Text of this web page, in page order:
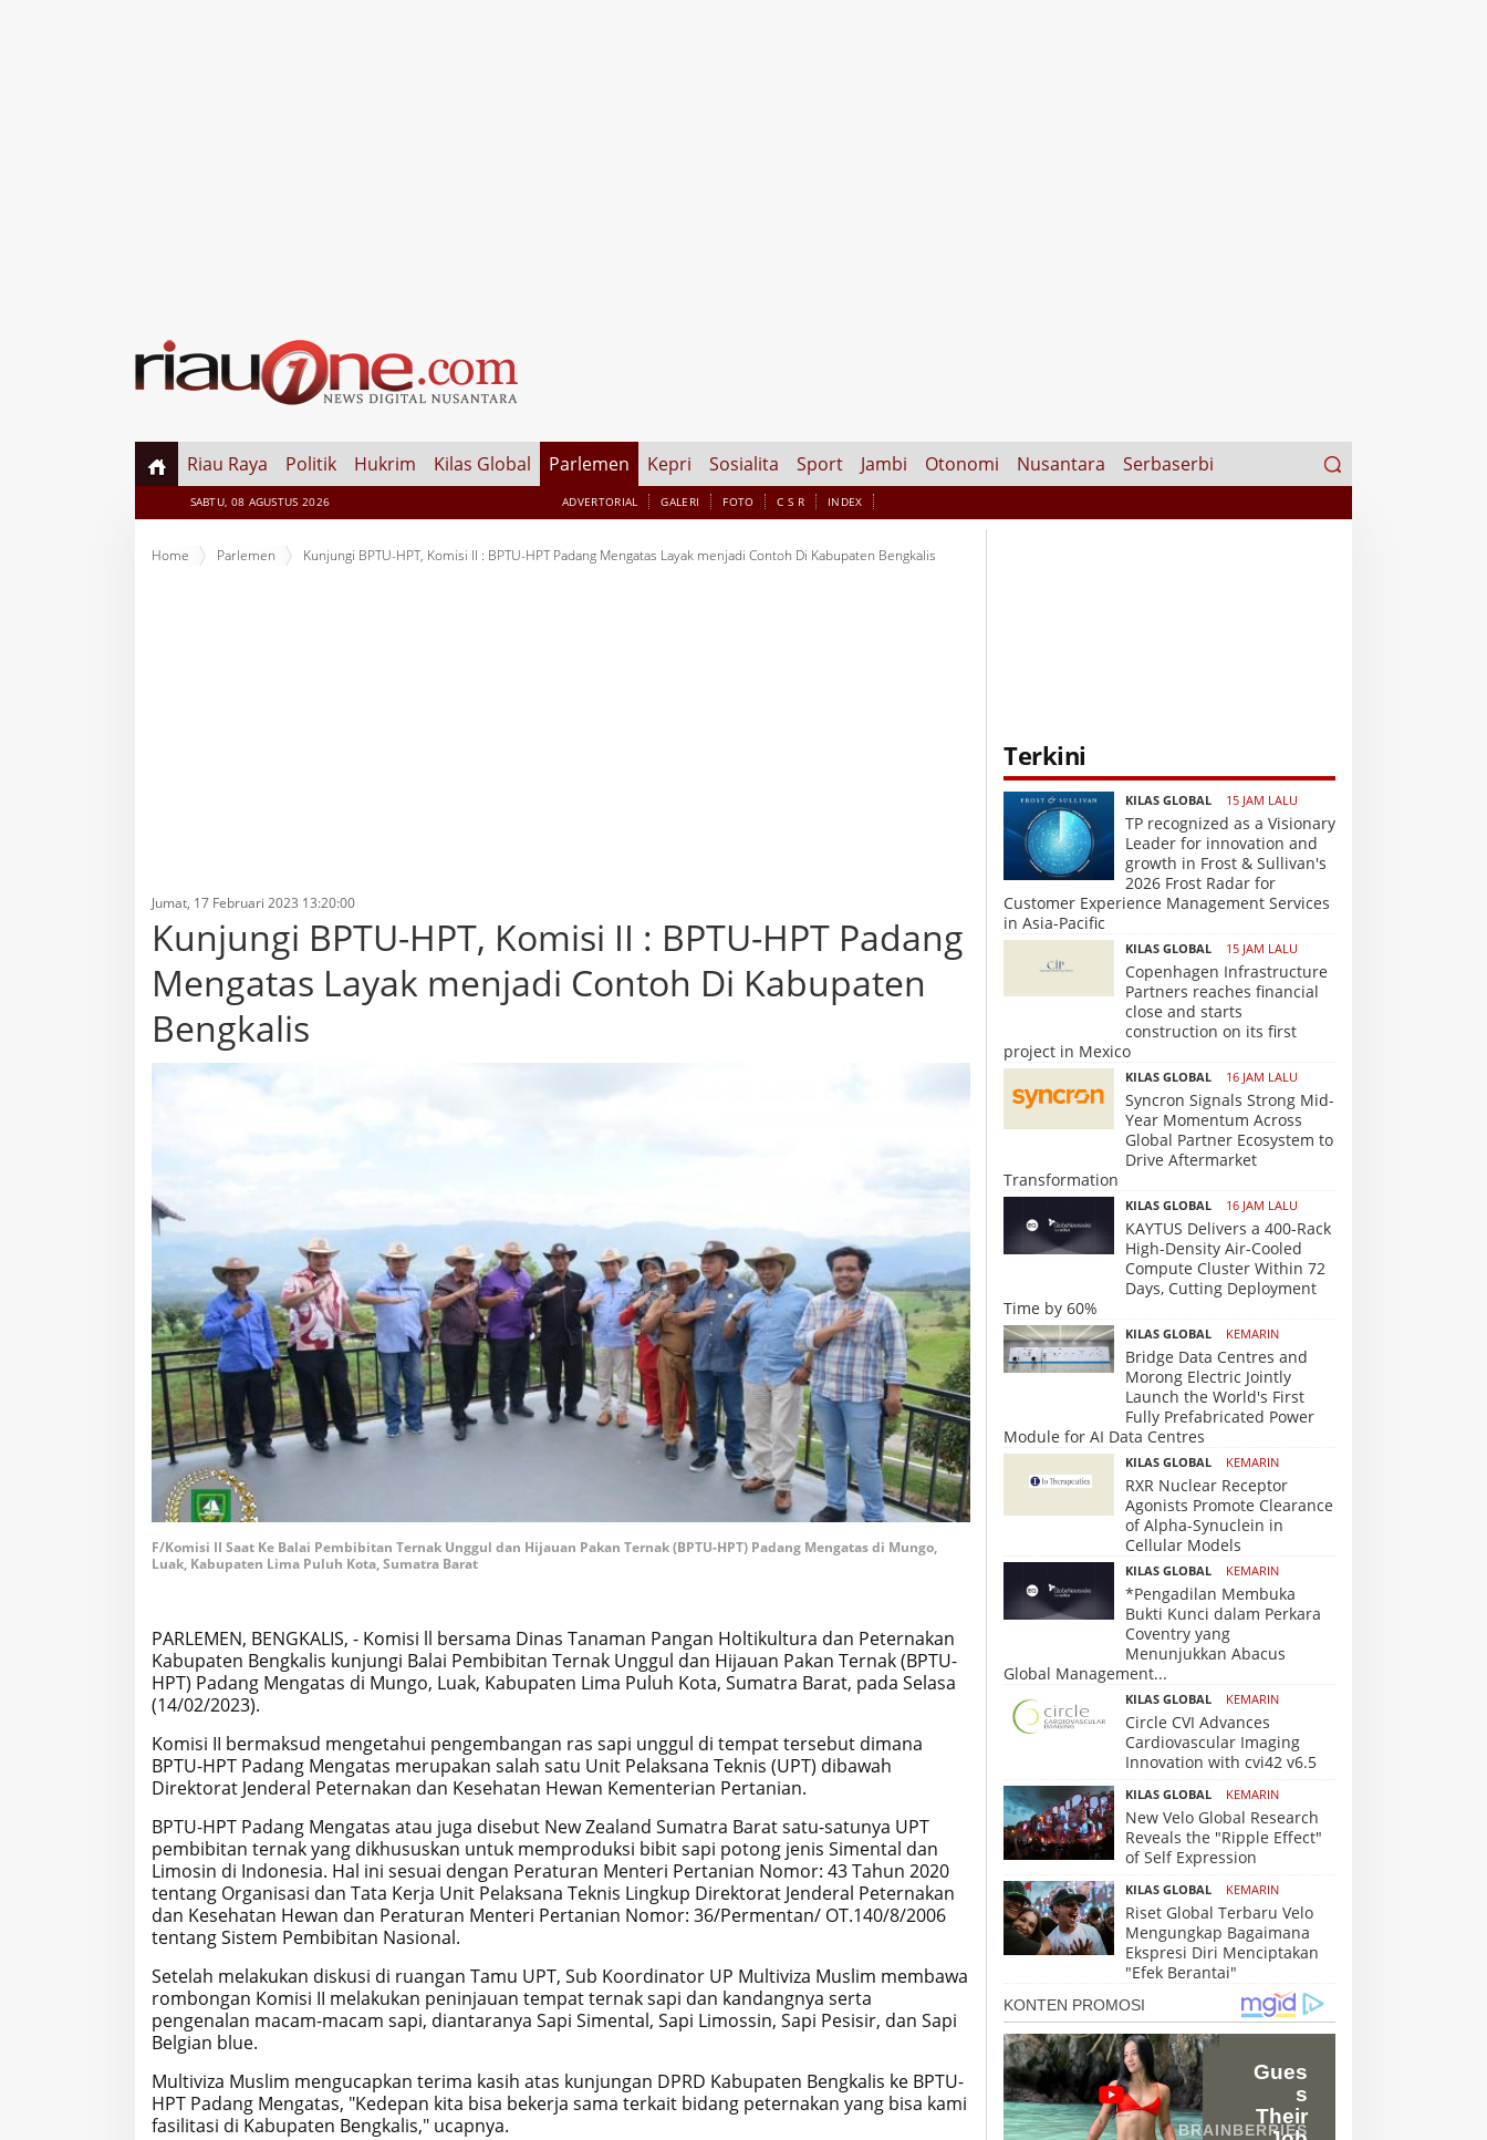
Riau Raya Politik Hukrim Kilas Global Parlemen Kepri Sosialita Sport Jambi Otonomi Nusantara Serbaserbi
Search
for:
SABTU, 08 AGUSTUS 2026 ADVERTORIAL GALERI FOTO C S R INDEX
Home Parlemen Kunjungi BPTU-HPT, Komisi II : BPTU-HPT Padang Mengatas Layak menjadi Contoh Di Kabupaten Bengkalis
Jumat, 17 Februari 2023 13:20:00
Kunjungi BPTU-HPT, Komisi II : BPTU-HPT Padang
Mengatas Layak menjadi Contoh Di Kabupaten
Bengkalis
F/Komisi II Saat Ke Balai Pembibitan Ternak Unggul dan Hijauan Pakan Ternak (BPTU-HPT) Padang Mengatas di Mungo,
Luak, Kabupaten Lima Puluh Kota, Sumatra Barat
PARLEMEN, BENGKALIS, - Komisi ll bersama Dinas Tanaman Pangan Holtikultura dan Peternakan
Kabupaten Bengkalis kunjungi Balai Pembibitan Ternak Unggul dan Hijauan Pakan Ternak (BPTU-
HPT) Padang Mengatas di Mungo, Luak, Kabupaten Lima Puluh Kota, Sumatra Barat, pada Selasa
(14/02/2023).
Komisi II bermaksud mengetahui pengembangan ras sapi unggul di tempat tersebut dimana
BPTU-HPT Padang Mengatas merupakan salah satu Unit Pelaksana Teknis (UPT) dibawah
Direktorat Jenderal Peternakan dan Kesehatan Hewan Kementerian Pertanian.
BPTU-HPT Padang Mengatas atau juga disebut New Zealand Sumatra Barat satu-satunya UPT
pembibitan ternak yang dikhususkan untuk memproduksi bibit sapi potong jenis Simental dan
Limosin di Indonesia. Hal ini sesuai dengan Peraturan Menteri Pertanian Nomor: 43 Tahun 2020
tentang Organisasi dan Tata Kerja Unit Pelaksana Teknis Lingkup Direktorat Jenderal Peternakan
dan Kesehatan Hewan dan Peraturan Menteri Pertanian Nomor: 36/Permentan/ OT.140/8/2006
tentang Sistem Pembibitan Nasional.
Setelah melakukan diskusi di ruangan Tamu UPT, Sub Koordinator UP Multiviza Muslim membawa
rombongan Komisi II melakukan peninjauan tempat ternak sapi dan kandangnya serta
pengenalan macam-macam sapi, diantaranya Sapi Simental, Sapi Limossin, Sapi Pesisir, dan Sapi
Belgian blue.
Multiviza Muslim mengucapkan terima kasih atas kunjungan DPRD Kabupaten Bengkalis ke BPTU-
HPT Padang Mengatas, "Kedepan kita bisa bekerja sama terkait bidang peternakan yang bisa kami
fasilitasi di Kabupaten Bengkalis," ucapnya.
Terkini
KILAS GLOBAL 15 JAM LALU
TP recognized as a Visionary
Leader for innovation and
growth in Frost & Sullivan's
2026 Frost Radar for
Customer Experience Management Services
in Asia-Pacific
KILAS GLOBAL 15 JAM LALU
Copenhagen Infrastructure
Partners reaches financial
close and starts
construction on its first
project in Mexico
KILAS GLOBAL 16 JAM LALU
Syncron Signals Strong Mid-
Year Momentum Across
Global Partner Ecosystem to
Drive Aftermarket
Transformation
KILAS GLOBAL 16 JAM LALU
KAYTUS Delivers a 400-Rack
High-Density Air-Cooled
Compute Cluster Within 72
Days, Cutting Deployment
Time by 60%
KILAS GLOBAL KEMARIN
Bridge Data Centres and
Morong Electric Jointly
Launch the World's First
Fully Prefabricated Power
Module for AI Data Centres
KILAS GLOBAL KEMARIN
RXR Nuclear Receptor
Agonists Promote Clearance
of Alpha-Synuclein in
Cellular Models
KILAS GLOBAL KEMARIN
*Pengadilan Membuka
Bukti Kunci dalam Perkara
Coventry yang
Menunjukkan Abacus
Global Management...
KILAS GLOBAL KEMARIN
Circle CVI Advances
Cardiovascular Imaging
Innovation with cvi42 v6.5
KILAS GLOBAL KEMARIN
New Velo Global Research
Reveals the "Ripple Effect"
of Self Expression
KILAS GLOBAL KEMARIN
Riset Global Terbaru Velo
Mengungkap Bagaimana
Ekspresi Diri Menciptakan
"Efek Berantai"